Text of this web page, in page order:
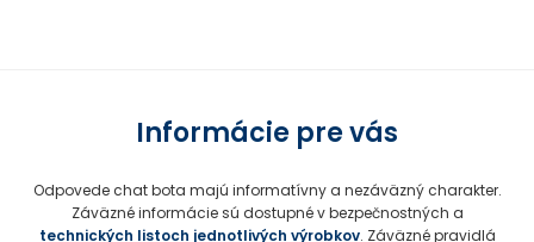
Informácie pre vás
Odpovede chat bota majú informatívny a nezáväzný charakter.
Záväzné informácie sú dostupné v bezpečnostných a
technických listoch jednotlivých výrobkov. Záväzné pravidlá